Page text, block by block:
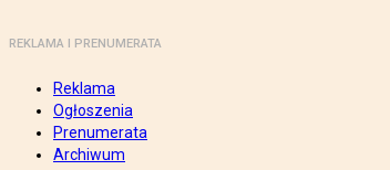
REKLAMA I PRENUMERATA
Reklama
Ogłoszenia
Prenumerata
Archiwum